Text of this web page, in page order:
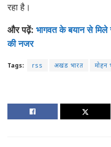
रहा है।
और पढ़ें: भागवत के बयान से मिले
की नजर
Tags: rss अखंड भारत मोहन